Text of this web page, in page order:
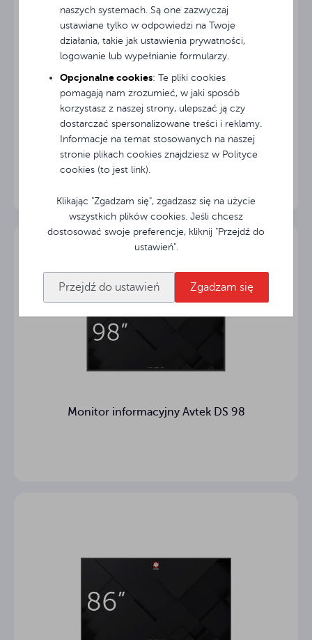
naszych systemach. Są one zazwyczaj
ustawiane tylko w odpowiedzi na Twoje
działania, takie jak ustawienia prywatności,
logowanie lub wypełnianie formularzy.
Opcjonalne cookies: Te pliki cookies
pomagają nam zrozumieć, w jaki sposób
korzystasz z naszej strony, ulepszać ją czy
dostarczać spersonalizowane treści i reklamy.
Informacje na temat stosowanych na naszej
stronie plikach cookies znajdziesz w Polityce
cookies (to jest link).
Klikając "Zgadzam się", zgadzasz się na użycie
wszystkich plików cookies. Jeśli chcesz
dostosować swoje preferencje, kliknij "Przejdź do
ustawień".
Przejdź do ustawień Zgadzam się
Licencja na AvtekSign CMS na 12 miesięcy
Monitor informacyjny Avtek DS 98